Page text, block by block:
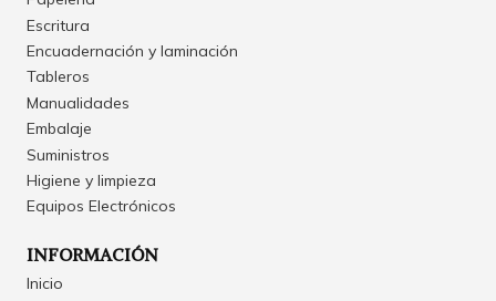
Escritura
Encuadernación y laminación
Tableros
Manualidades
Embalaje
Suministros
Higiene y limpieza
Equipos Electrónicos
INFORMACIÓN
Inicio